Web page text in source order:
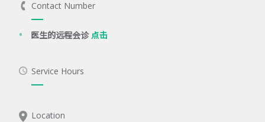
Contact Number
医生的远程会诊点击
Service Hours
Location